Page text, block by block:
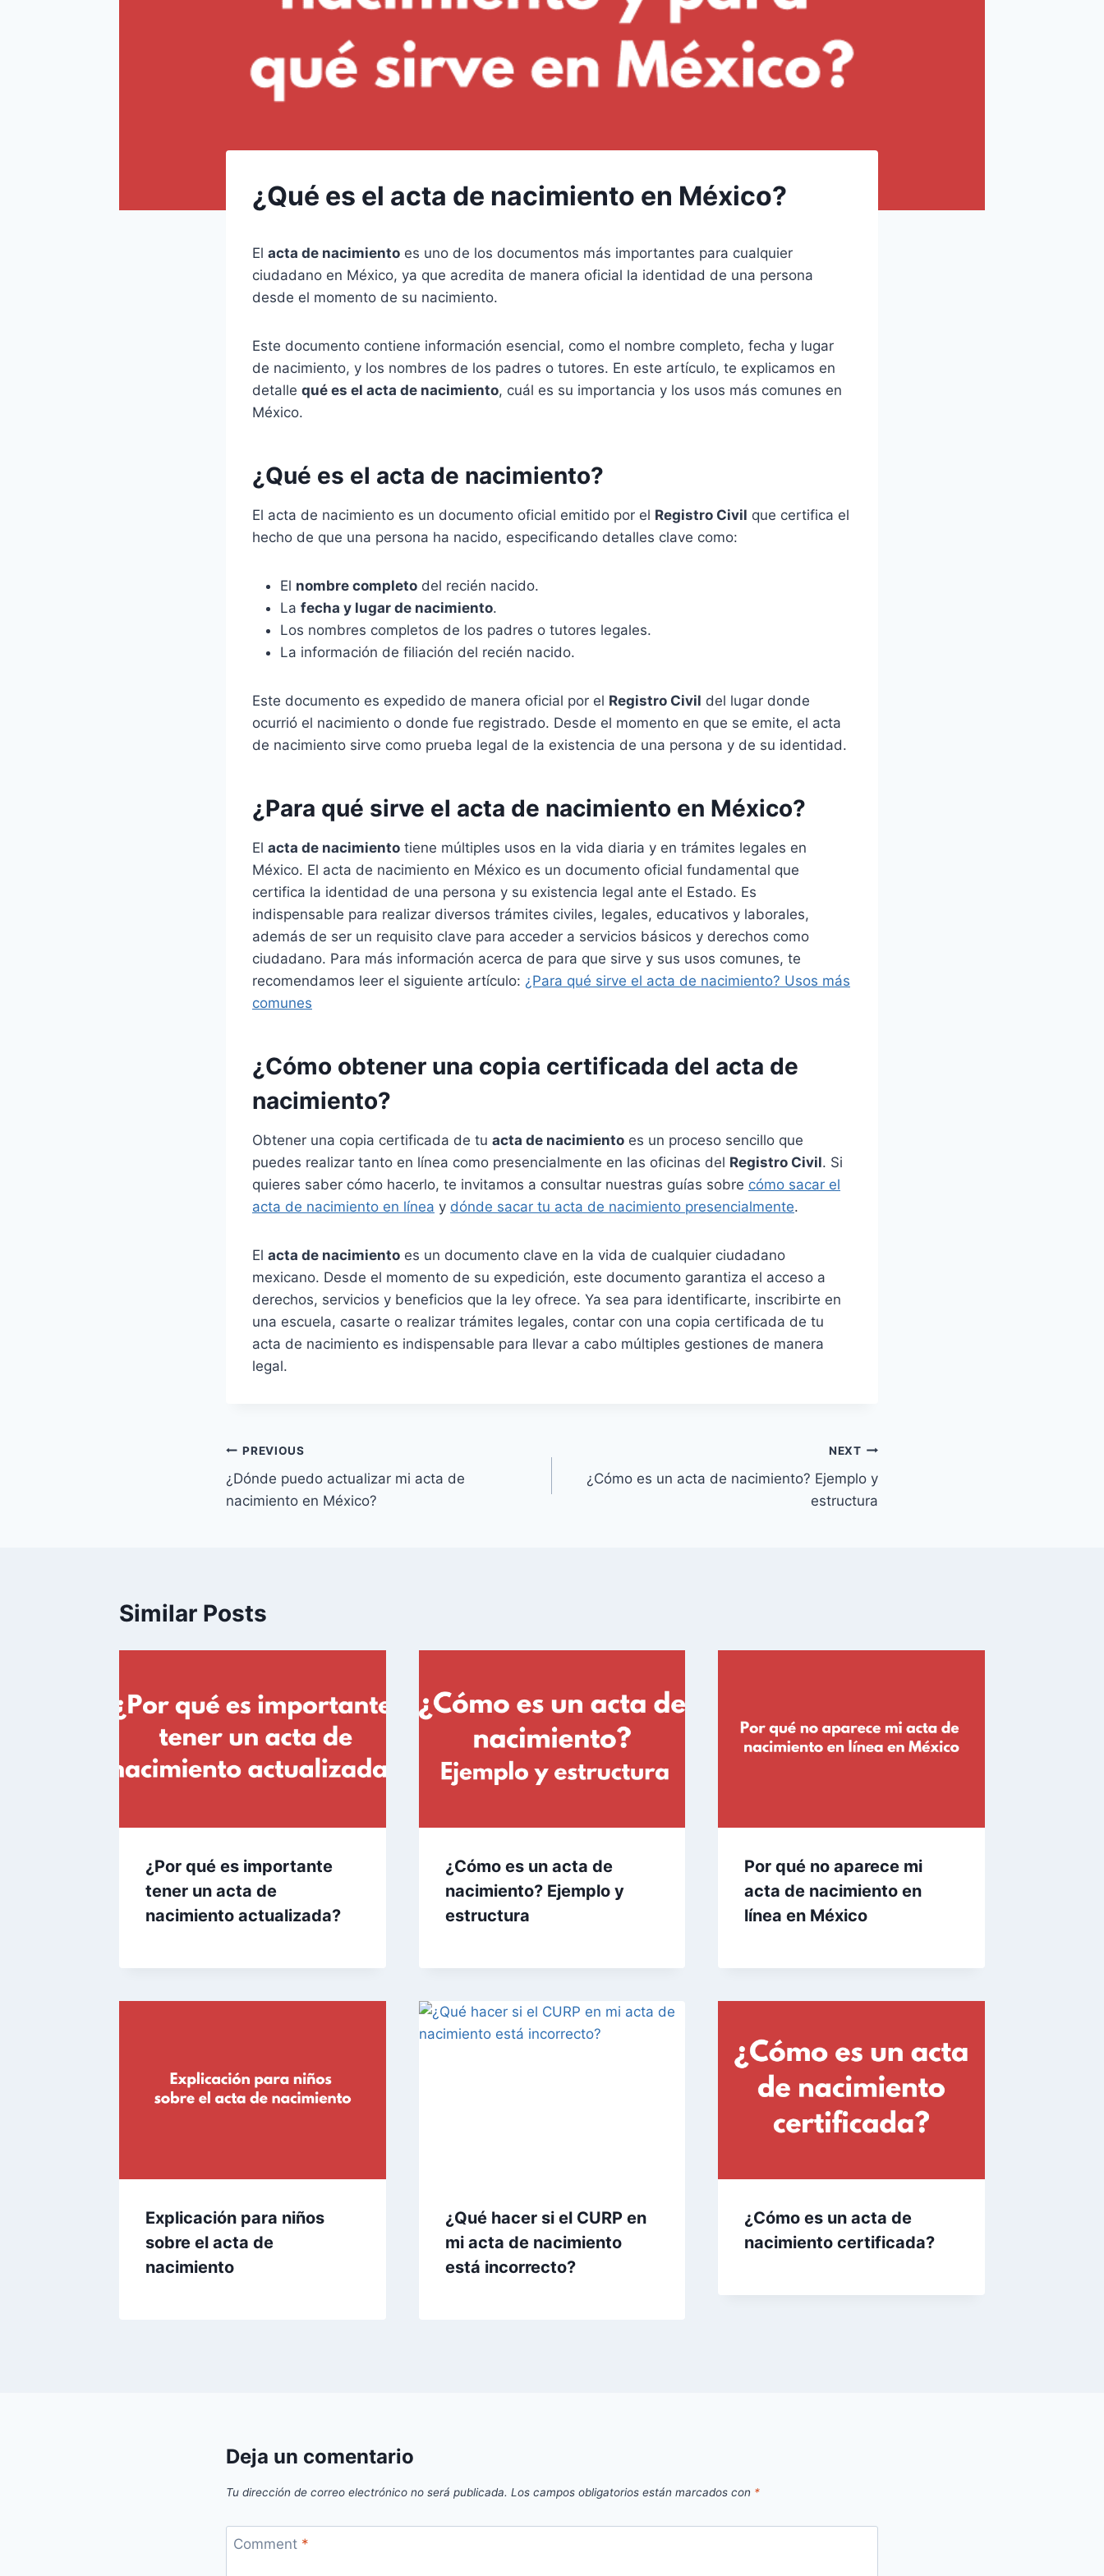
¿Qué es el acta de nacimiento en México?
El acta de nacimiento es uno de los documentos más importantes para cualquier
ciudadano en México, ya que acredita de manera oficial la identidad de una persona
desde el momento de su nacimiento.
Este documento contiene información esencial, como el nombre completo, fecha y lugar
de nacimiento, y los nombres de los padres o tutores. En este artículo, te explicamos en
detalle qué es el acta de nacimiento, cuál es su importancia y los usos más comunes en
México.
¿Qué es el acta de nacimiento?
El acta de nacimiento es un documento oficial emitido por el Registro Civil que certifica el
hecho de que una persona ha nacido, especificando detalles clave como:
El nombre completo del recién nacido.
La fecha y lugar de nacimiento.
Los nombres completos de los padres o tutores legales.
La información de filiación del recién nacido.
Este documento es expedido de manera oficial por el Registro Civil del lugar donde
ocurrió el nacimiento o donde fue registrado. Desde el momento en que se emite, el acta
de nacimiento sirve como prueba legal de la existencia de una persona y de su identidad.
¿Para qué sirve el acta de nacimiento en México?
El acta de nacimiento tiene múltiples usos en la vida diaria y en trámites legales en
México. El acta de nacimiento en México es un documento oficial fundamental que
certifica la identidad de una persona y su existencia legal ante el Estado. Es
indispensable para realizar diversos trámites civiles, legales, educativos y laborales,
además de ser un requisito clave para acceder a servicios básicos y derechos como
ciudadano. Para más información acerca de para que sirve y sus usos comunes, te
recomendamos leer el siguiente artículo: ¿Para qué sirve el acta de nacimiento? Usos más
comunes
¿Cómo obtener una copia certificada del acta de
nacimiento?
Obtener una copia certificada de tu acta de nacimiento es un proceso sencillo que
puedes realizar tanto en línea como presencialmente en las oficinas del Registro Civil. Si
quieres saber cómo hacerlo, te invitamos a consultar nuestras guías sobre cómo sacar el
acta de nacimiento en línea y dónde sacar tu acta de nacimiento presencialmente.
El acta de nacimiento es un documento clave en la vida de cualquier ciudadano
mexicano. Desde el momento de su expedición, este documento garantiza el acceso a
derechos, servicios y beneficios que la ley ofrece. Ya sea para identificarte, inscribirte en
una escuela, casarte o realizar trámites legales, contar con una copia certificada de tu
acta de nacimiento es indispensable para llevar a cabo múltiples gestiones de manera
legal.
Navegación
de
PREVIOUS
¿Dónde puedo actualizar mi acta de
nacimiento en México?
NEXT
¿Cómo es un acta de nacimiento? Ejemplo y
estructura
Similar Posts
¿Por qué es importante
tener un acta de
nacimiento actualizada?
¿Cómo es un acta de
nacimiento? Ejemplo y
estructura
Por qué no aparece mi
acta de nacimiento en
línea en México
Explicación para niños
sobre el acta de
nacimiento
¿Qué hacer si el CURP en
mi acta de nacimiento
está incorrecto?
¿Cómo es un acta de
nacimiento certificada?
Deja un comentario
Tu dirección de correo electrónico no será publicada. Los campos obligatorios están marcados con *
Comment *